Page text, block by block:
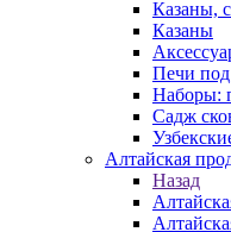
Казаны,
Казаны
Печи под
Наборы:
Садж
Алтайская
Назад